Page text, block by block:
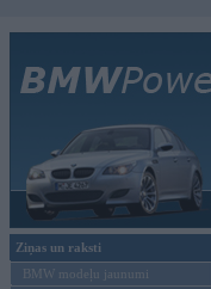
Ziņas un raksti
BMW modeļu jaunumi